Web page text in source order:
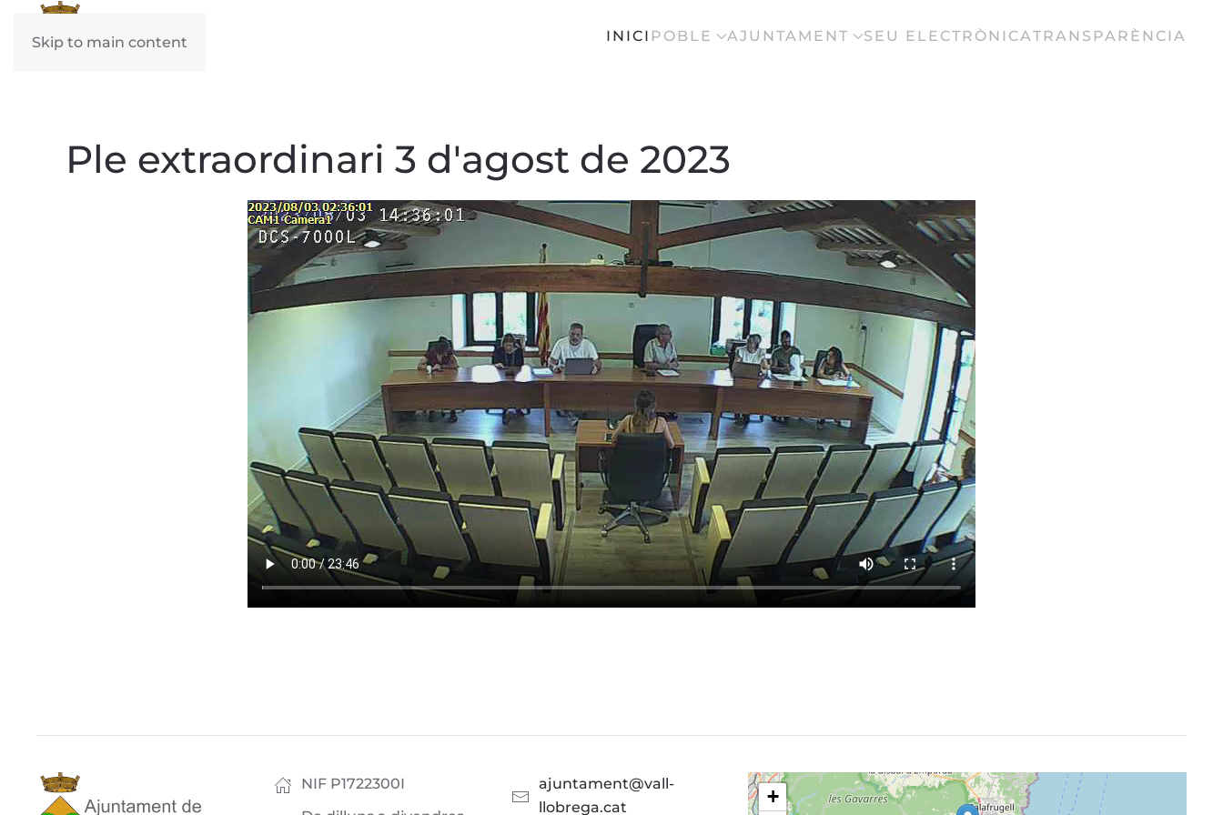
Skip to main content INICI POBLE AJUNTAMENT SEU ELECTRÒNICATRANSPARÈNCIA
Ple extraordinari 3 d'agost de 2023
NIF P1722300I
ajuntament@vall-
llobrega.cat
+